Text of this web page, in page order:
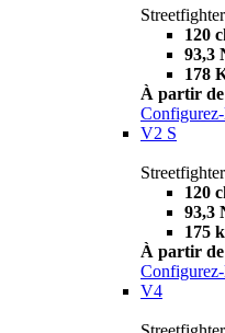
120
93,3
178
À partir de
V2 S
120
93,3
175
À partir de
V4